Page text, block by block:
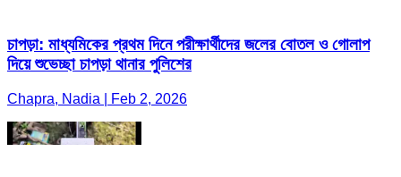
চাপড়া: মাধ্যমিকের প্রথম দিনে পরীক্ষার্থীদের জলের বোতল ও গোলাপ
দিয়ে শুভেচ্ছা চাপড়া থানার পুলিশের
Chapra, Nadia | Feb 2, 2026